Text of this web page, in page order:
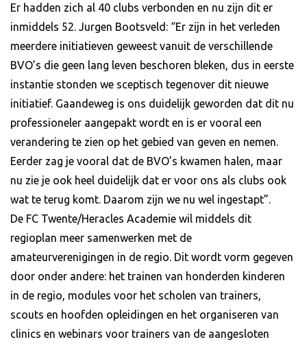
Er hadden zich al 40 clubs verbonden en nu zijn dit er
inmiddels 52. Jurgen Bootsveld: “Er zijn in het verleden
meerdere initiatieven geweest vanuit de verschillende
BVO’s die geen lang leven beschoren bleken, dus in eerste
instantie stonden we sceptisch tegenover dit nieuwe
initiatief. Gaandeweg is ons duidelijk geworden dat dit nu
professioneler aangepakt wordt en is er vooral een
verandering te zien op het gebied van geven en nemen.
Eerder zag je vooral dat de BVO’s kwamen halen, maar
nu zie je ook heel duidelijk dat er voor ons als clubs ook
wat te terug komt. Daarom zijn we nu wel ingestapt”.
De FC Twente/Heracles Academie wil middels dit
regioplan meer samenwerken met de
amateurverenigingen in de regio. Dit wordt vorm gegeven
door onder andere: het trainen van honderden kinderen
in de regio, modules voor het scholen van trainers,
scouts en hoofden opleidingen en het organiseren van
clinics en webinars voor trainers van de aangesloten